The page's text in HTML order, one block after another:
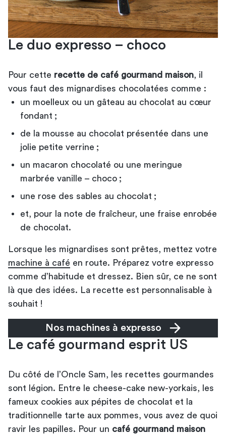
Le duo expresso – choco
Pour cette recette de café gourmand maison , il
vous faut des mignardises chocolatées comme :
un moelleux ou un gâteau au chocolat au cœur
fondant ;
de la mousse au chocolat présentée dans une
jolie petite verrine ;
un macaron chocolaté ou une meringue
marbrée vanille – choco ;
une rose des sables au chocolat ;
et, pour la note de fraîcheur, une fraise enrobée
de chocolat.
Lorsque les mignardises sont prêtes, mettez votre
machine à café en route. Préparez votre expresso
comme d’habitude et dressez. Bien sûr, ce ne sont
là que des idées. La recette est personnalisable à
souhait !
Nos machines à expresso
Le café gourmand esprit US
Du côté de l’Oncle Sam, les recettes gourmandes
sont légion. Entre le cheese-cake new-yorkais, les
fameux cookies aux pépites de chocolat et la
traditionnelle tarte aux pommes, vous avez de quoi
ravir les papilles. Pour un café gourmand maison